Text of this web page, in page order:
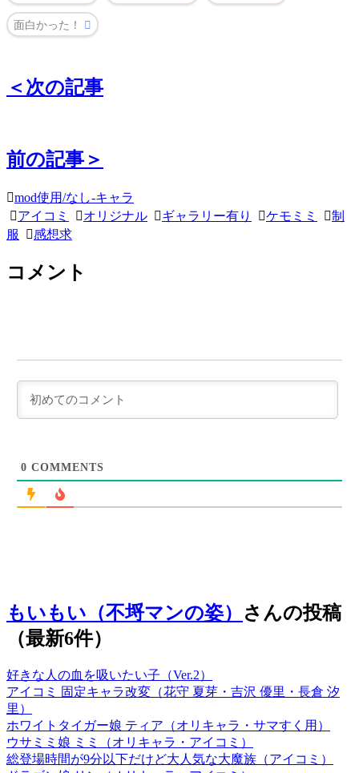
面白かった！
＜次の記事
前の記事＞
mod使用/なし-キャラ
アイコミ
オリジナル ギャラリー有り ケモミミ
制
服
感想求
コメント
0 COMMENTS
もいもい（不埒マンの姿）
さんの投稿
（最新6件）
好きな人の血を吸いたい子（Ver.2）
アイコミ 固定キャラ改変（花守 夏芽・吉沢 優里・長倉 汐
里）
ホワイトタイガー娘 ティア（オリキャラ・サマすく用）
ウサミミ娘 ミミ（オリキャラ・アイコミ）
総登場時間が9分以下だけど大人気な大魔族（アイコミ）